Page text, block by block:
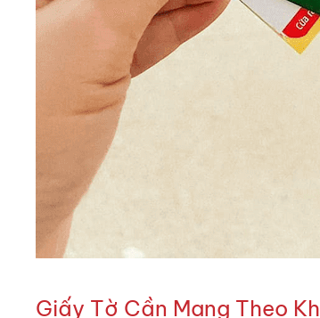
Giấy Tờ Cần Mang Theo